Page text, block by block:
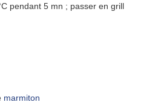
pendant 5 mn ; passer en grill
marmiton